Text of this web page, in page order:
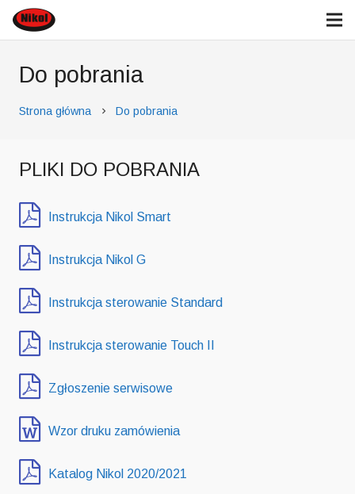
Do pobrania
Strona główna chevron_right Do pobrania
PLIKI DO POBRANIA
Instrukcja Nikol Smart
Instrukcja Nikol G
Instrukcja sterowanie Standard
Instrukcja sterowanie Touch II
Zgłoszenie serwisowe
Wzor druku zamówienia
Katalog Nikol 2020/2021